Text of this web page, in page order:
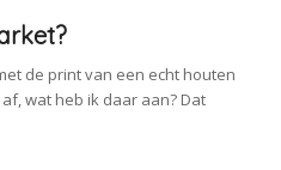
de print van een echt houten
wat heb ik daar aan? Dat